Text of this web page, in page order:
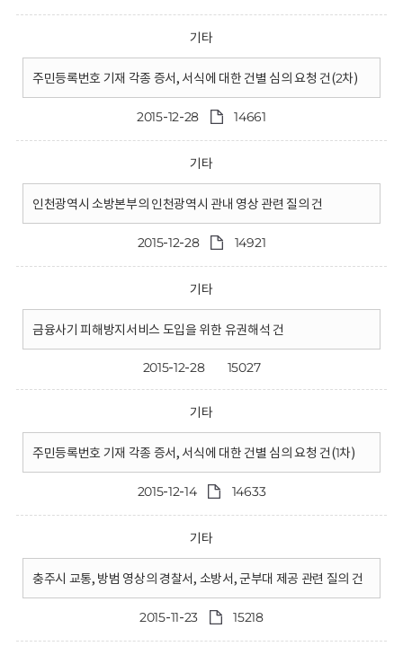
기타
주민등록번호 기재 각종 증서, 서식에 대한 건별 심의 요청 건(2차)
2015-12-28 14661
기타
인천광역시 소방본부의 인천광역시 관내 영상 관련 질의 건
2015-12-28 14921
기타
금융사기 피해방지서비스 도입을 위한 유권해석 건
2015-12-28 15027
기타
주민등록번호 기재 각종 증서, 서식에 대한 건별 심의 요청 건(1차)
2015-12-14 14633
기타
충주시 교통, 방범 영상의 경찰서, 소방서, 군부대 제공 관련 질의 건
2015-11-23 15218